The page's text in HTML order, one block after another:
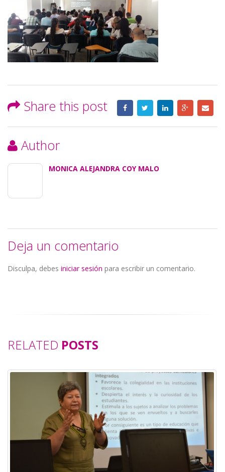
Share this post
Author
MONICA ALEJANDRA COY MALO
Deja un comentario
Disculpa, debes iniciar sesión para escribir un comentario.
RELATED POSTS